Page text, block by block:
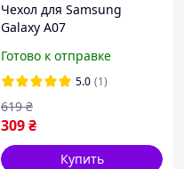
Чехол для Samsung
Galaxy A07
шторкой и кольцом
красный Чехол для
телефона самсунг галакси
а07
Готово к отправке
5.0 (1)
309₴
619 ₴
Купить